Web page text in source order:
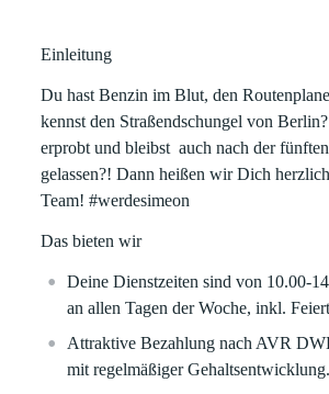
Einleitung
Du hast Benzin im Blut, den
kennst den Straßendschungel von
erprobt und bleibst auch nach der
gelassen?! Dann heißen wir Dich
Team!#werdesimeon
Das bieten wir
Deine Dienstzeiten sind von 10.00-
an allen Tagen der Woche, inkl.
Attraktive Bezahlung nach AVR
mit regelmäßiger Gehaltsentwicklung.